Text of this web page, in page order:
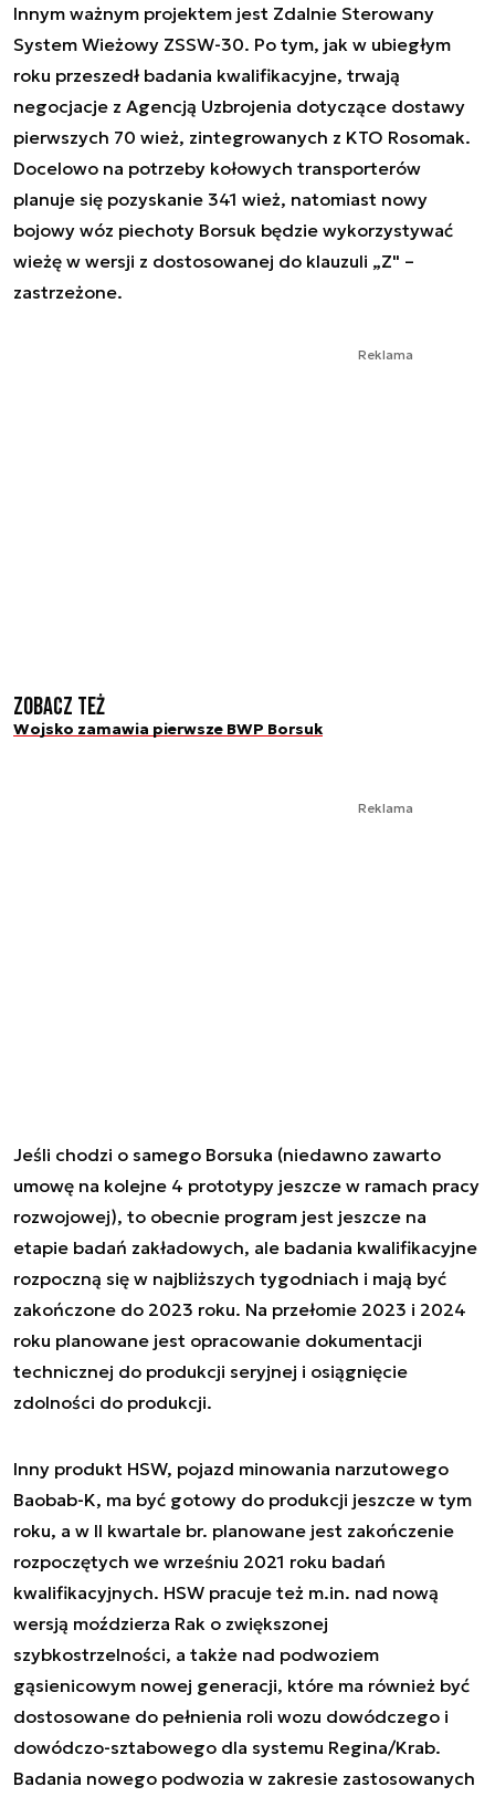
Innym ważnym projektem jest Zdalnie Sterowany
System Wieżowy ZSSW-30. Po tym, jak w ubiegłym
roku przeszedł badania kwalifikacyjne, trwają
negocjacje z Agencją Uzbrojenia dotyczące dostawy
pierwszych 70 wież, zintegrowanych z KTO Rosomak.
Docelowo na potrzeby kołowych transporterów
planuje się pozyskanie 341 wież, natomiast nowy
bojowy wóz piechoty Borsuk będzie wykorzystywać
wieżę w wersji z dostosowanej do klauzuli „Z" –
zastrzeżone.
Reklama
Zobacz też
Wojsko zamawia pierwsze BWP Borsuk
Reklama
Jeśli chodzi o samego Borsuka (niedawno zawarto
umowę na kolejne 4 prototypy jeszcze w ramach pracy
rozwojowej), to obecnie program jest jeszcze na
etapie badań zakładowych, ale badania kwalifikacyjne
rozpoczną się w najbliższych tygodniach i mają być
zakończone do 2023 roku. Na przełomie 2023 i 2024
roku planowane jest opracowanie dokumentacji
technicznej do produkcji seryjnej i osiągnięcie
zdolności do produkcji.
Inny produkt HSW, pojazd minowania narzutowego
Baobab-K, ma być gotowy do produkcji jeszcze w tym
roku, a w II kwartale br. planowane jest zakończenie
rozpoczętych we wrześniu 2021 roku badań
kwalifikacyjnych. HSW pracuje też m.in. nad nową
wersją moździerza Rak o zwiększonej
szybkostrzelności, a także nad podwoziem
gąsienicowym nowej generacji, które ma również być
dostosowane do pełnienia roli wozu dowódczego i
dowódczo-sztabowego dla systemu Regina/Krab.
Badania nowego podwozia w zakresie zastosowanych